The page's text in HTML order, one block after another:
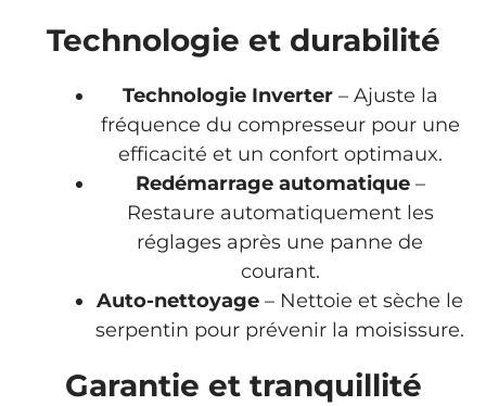
Technologie et durabilité
Technologie Inverter– Ajuste la
fréquence du compresseur pour une
efficacité et un confort optimaux.
Redémarrage automatique–
Restaure automatiquement les
réglages après une panne de
courant.
Auto-nettoyage – Nettoie et sèche le
serpentin pour prévenir la moisissure.
Garantie et tranquillité